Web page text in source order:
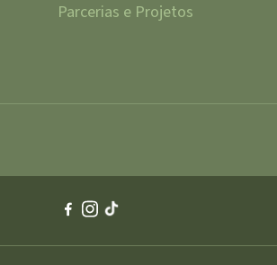
Parcerias e Projetos